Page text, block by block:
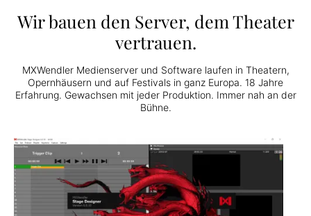
Wir bauen den Server, dem Theater
vertrauen.
MXWendler Medienserver und Software laufen in Theatern,
Opernhäusern und auf Festivals in ganz Europa. 18 Jahre
Erfahrung. Gewachsen mit jeder Produktion. Immer nah an der
Bühne.